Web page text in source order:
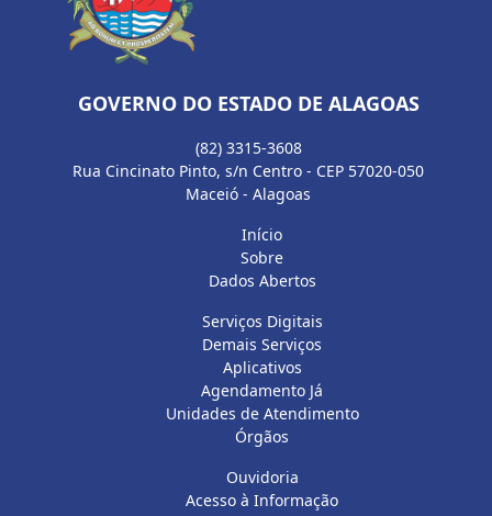
GOVERNO DO ESTADO DE ALAGOAS
(82) 3315-3608
Rua Cincinato Pinto, s/n Centro - CEP 57020-050
Maceió - Alagoas
Início
Sobre
Dados Abertos
Serviços Digitais
Demais Serviços
Aplicativos
Agendamento Já
Unidades de Atendimento
Órgãos
Ouvidoria
Acesso à Informação